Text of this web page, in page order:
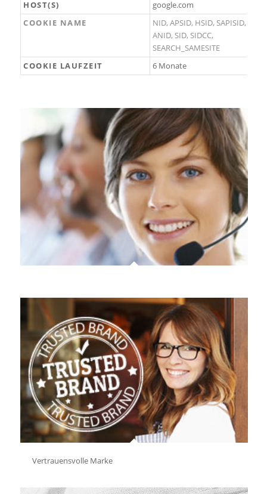
HOST(S)
google.com
COOKIE NAME
NID, APSID, HSID, SAPISID, SSID,
ANID, SID, SIDCC,
SEARCH_SAMESITE
COOKIE LAUFZEIT
6 Monate
Vertrauensvolle Marke